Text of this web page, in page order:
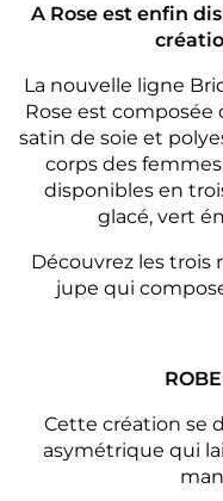
A Rose est enfin
La nouvelle ligne
Rose est composée
satin de soie et
corps des
disponibles en
glacé, vert
Découvrez les trois
jupe qui
Cette création se
asymétrique qui